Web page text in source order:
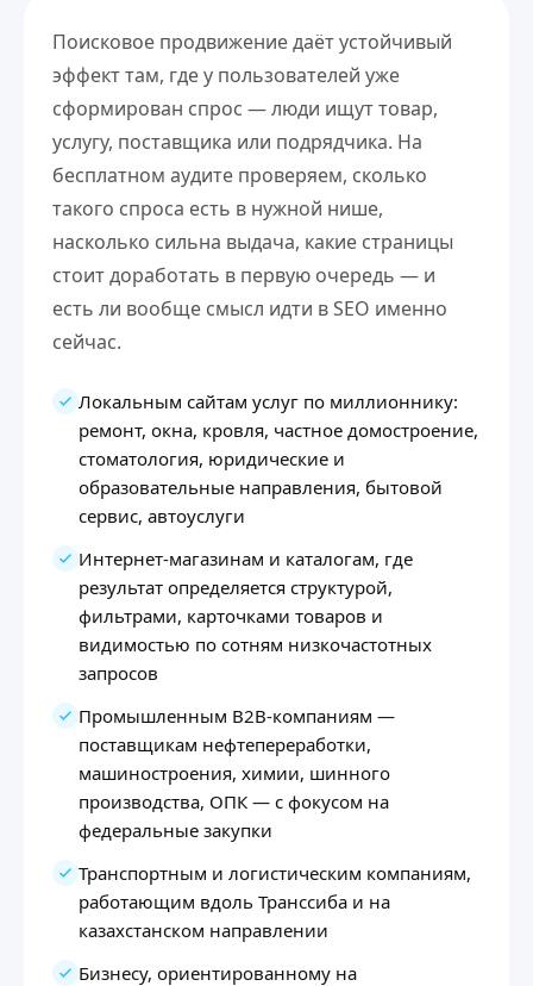
Поисковое продвижение даёт устойчивый
эффект там, где у пользователей уже
сформирован спрос — люди ищут товар,
услугу, поставщика или подрядчика. На
бесплатном аудите проверяем, сколько
такого спроса есть в нужной нише,
насколько сильна выдача, какие страницы
стоит доработать в первую очередь — и
есть ли вообще смысл идти в SEO именно
сейчас.
Локальным сайтам услуг по миллионнику:
ремонт, окна, кровля, частное домостроение,
стоматология, юридические и
образовательные направления, бытовой
сервис, автоуслуги
Интернет-магазинам и каталогам, где
результат определяется структурой,
фильтрами, карточками товаров и
видимостью по сотням низкочастотных
запросов
Промышленным B2B-компаниям —
поставщикам нефтепереработки,
машиностроения, химии, шинного
производства, ОПК — с фокусом на
федеральные закупки
Транспортным и логистическим компаниям,
работающим вдоль Транссиба и на
казахстанском направлении
Бизнесу, ориентированному на